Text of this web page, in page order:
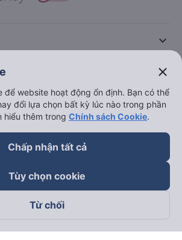
keyboard_arrow_down
keyboard_arrow_down
keyboard_arrow_down
close
để website hoạt động ổn định. Bạn có thể
đổi lựa chọn bất kỳ lúc nào trong phần
hiểu thêm trong Chính sách Cookie.
Chấp nhận tất cả
Tùy chọn cookie
Từ chối